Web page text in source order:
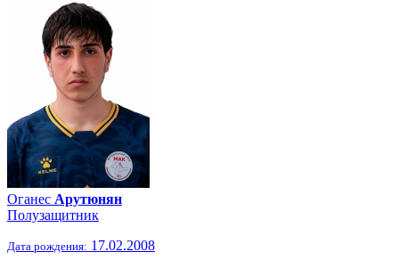
Оганес Арутюнян
Полузащитник
Дата рождения: 17.02.2008